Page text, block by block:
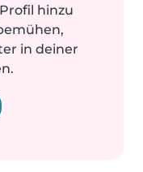
hinzu
in deiner